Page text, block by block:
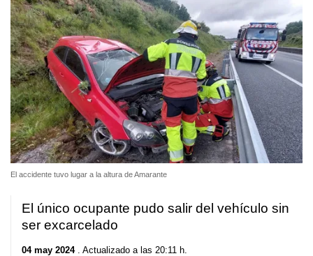
El accidente tuvo lugar a la altura de Amarante
El único ocupante pudo salir del vehículo sin
ser excarcelado
04 may 2024. Actualizado a las 20:11 h.